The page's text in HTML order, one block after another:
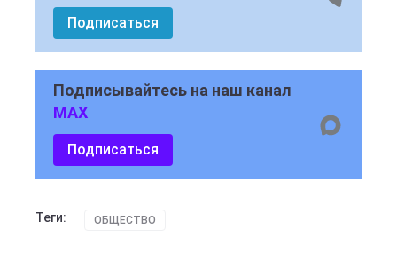
Подписаться
Подписывайтесь на наш канал
MAX
Подписаться
Теги: ОБЩЕСТВО